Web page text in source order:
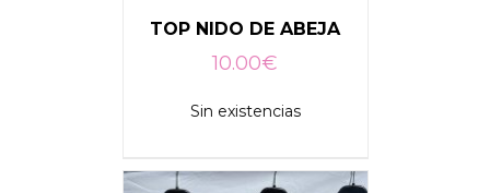
TOP NIDO DE ABEJA
10.00€
Sin existencias